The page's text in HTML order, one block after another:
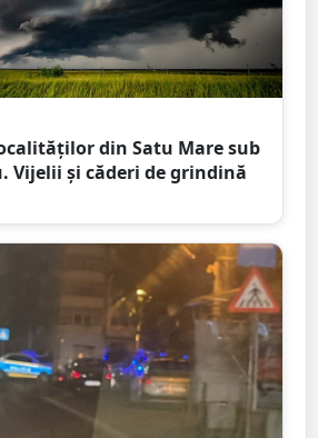
din Satu Mare sub
Vijelii și căderi de grindină